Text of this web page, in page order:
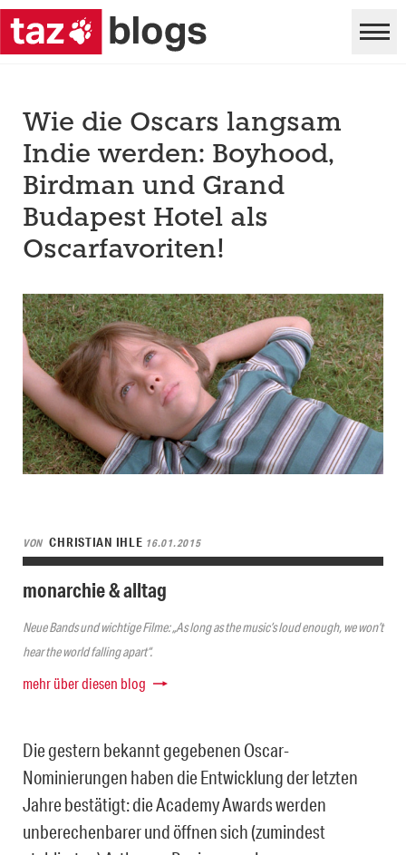
Wie die Oscars langsam
Indie werden: Boyhood,
Birdman und Grand
Budapest Hotel als
Oscarfavoriten!
VON CHRISTIAN IHLE 16.01.2015
monarchie & alltag
Neue Bands und wichtige Filme: „As long as the music’s loud enough, we won’t
hear the world falling apart“.
mehr über diesen blog
Die gestern bekannt gegebenen Oscar-
Nominierungen haben die Entwicklung der letzten
Jahre bestätigt: die Academy Awards werden
unberechenbarer und öffnen sich (zumindest